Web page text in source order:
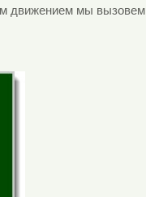
движением мы вызовем